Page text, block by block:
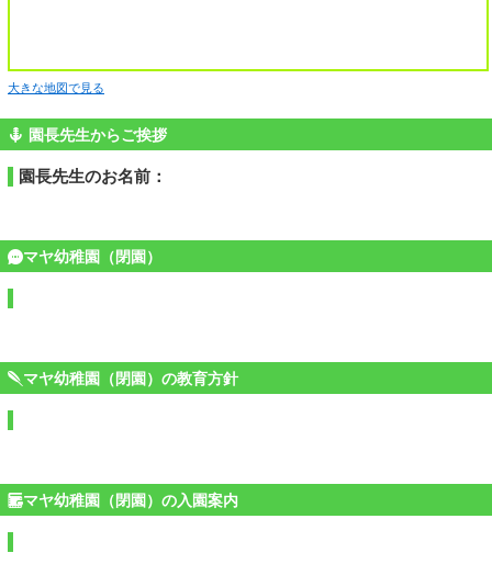
大きな地図で見る
園長先生からご挨拶
園長先生のお名前：
マヤ幼稚園（閉園）
マヤ幼稚園（閉園）の教育方針
マヤ幼稚園（閉園）の入園案内